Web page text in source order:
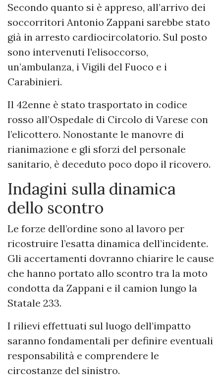
Secondo quanto si è appreso, all’arrivo dei
soccorritori Antonio Zappani sarebbe stato
già in arresto cardiocircolatorio. Sul posto
sono intervenuti l’elisoccorso,
un’ambulanza, i Vigili del Fuoco e i
Carabinieri.
Il 42enne è stato trasportato in codice
rosso all’Ospedale di Circolo di Varese con
l’elicottero. Nonostante le manovre di
rianimazione e gli sforzi del personale
sanitario, è deceduto poco dopo il ricovero.
Indagini sulla dinamica
dello scontro
Le forze dell’ordine sono al lavoro per
ricostruire l’esatta dinamica dell’incidente.
Gli accertamenti dovranno chiarire le cause
che hanno portato allo scontro tra la moto
condotta da Zappani e il camion lungo la
Statale 233.
I rilievi effettuati sul luogo dell’impatto
saranno fondamentali per definire eventuali
responsabilità e comprendere le
circostanze del sinistro.